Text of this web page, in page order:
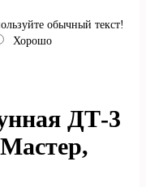
обычный текст!
Хорошо
ДТ-3